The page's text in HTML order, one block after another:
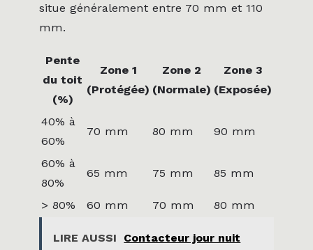
situe généralement entre 70 mm et 110
mm.
Pente
du toit
(%)
Zone 1
(Protégée)
Zone 2
(Normale)
Zone 3
(Exposée)
40% à
60%
70 mm 80 mm 90 mm
60% à
80%
65 mm 75 mm 85 mm
> 80% 60 mm 70 mm 80 mm
LIRE AUSSI
Contacteur jour nuit